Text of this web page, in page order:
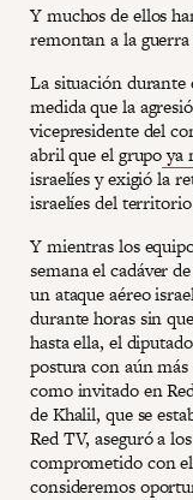
Y muchos de ellos
remontan a la guerra
La situación durante
medida que la
vicepresidente del
abril que el grupoya
israelíes y exigió la
israelíes del
Y mientras los
semana el cadáver
un ataque aéreo
durante horas sin
hasta ella, el
postura con aún
como invitado en
de Khalil, que se
Red TV, aseguró a
comprometido con
consideremos